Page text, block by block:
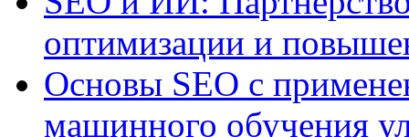
оптимизации и
Основы SEO с
машинного обучения